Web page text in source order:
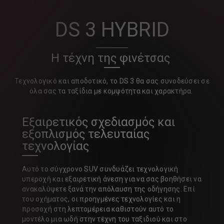
DS 3 HYBRID
Η τέχνη της φινέτσας
Τεχνολογικό και αποδοτικό, το DS 3 θα σας συνοδεύσει σε
όλα σας τα ταξίδια με κομψότητα και χαρακτήρα.
Εξαιρετικός σχεδιασμός και
εξοπλισμός τελευταίας
τεχνολογίας
Αυτό το σύγχρονοSUV συνδυάζει τεχνολογική
υπεροχή και εξαιρετική άνεση για να σας βοηθήσει να
ανακαλύψετε ξανά την απόλαυση της οδήγησης. Επί
του οχήματος, οι προηγμένες τεχνολογίες και η
προσοχή στη λεπτομέρεια καθιστούν αυτό το
μοντέλο μια ωδή στην τέχνη του ταξιδιού και στο